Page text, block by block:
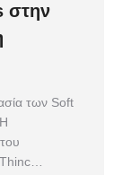
στην
των Soft